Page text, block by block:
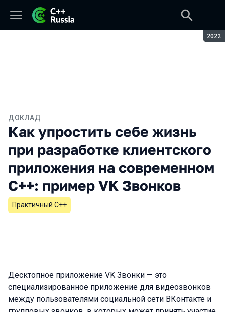
2022
ДОКЛАД
Как упростить себе жизнь
при разработке клиентского
приложения на современном
С++: пример VK Звонков
Практичный C++
Десктопное приложение VK Звонки — это
специализированное приложение для видеозвонков
между пользователями социальной сети ВКонтакте и